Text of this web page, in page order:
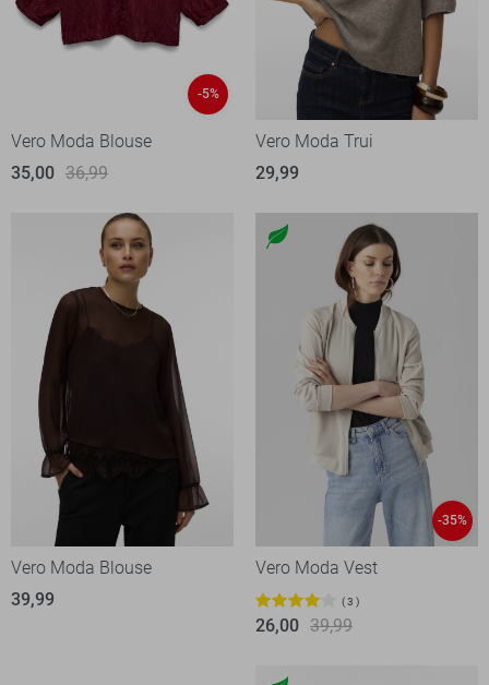
-5%
Vero Moda Blouse
35,00 36,99
Vero Moda Trui
29,99
Vero Moda Blouse
39,99
-35%
Vero Moda Vest
3
26,00 39,99